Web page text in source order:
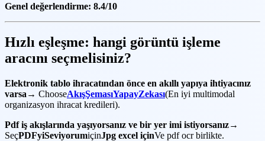
Genel değerlendirme: 8.4/10
Hızlı eşleşme: hangi görüntü işleme
aracını seçmelisiniz?
Elektronik tablo ihracatından önce en akıllı yapıya ihtiyacınız
varsa → ChooseAkışŞemasıYapayZekası(En iyi multimodal
organizasyon ihracat kredileri).
Pdf iş akışlarında yaşıyorsanız ve bir yer imi istiyorsanız→
SeçPDFyiSeviyorumiçinJpg excel içinVe pdf ocr birlikte.